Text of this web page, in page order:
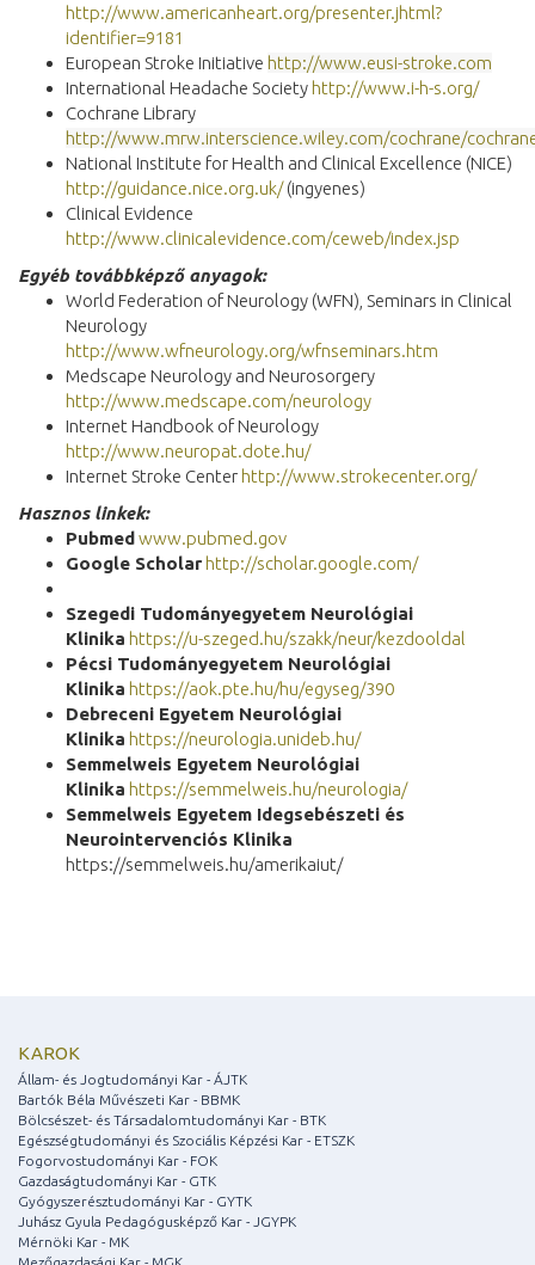
http://www.americanheart.org/presenter.jhtml?
identifier=9181
European Stroke Initiative http://www.eusi-stroke.com
International Headache Society http://www.i-h-s.org/
Cochrane Library
http://www.mrw.interscience.wiley.com/cochrane/
National Institute for Health and Clinical Excellence (NICE)
http://guidance.nice.org.uk/(ingyenes)
Clinical Evidence
http://www.clinicalevidence.com/ceweb/index.jsp
Egyéb továbbképző anyagok:
World Federation of Neurology (WFN), Seminars in Clinical
Neurology
http://www.wfneurology.org/wfnseminars.htm
Medscape Neurology and Neurosorgery
http://www.medscape.com/neurology
Internet Handbook of Neurology
http://www.neuropat.dote.hu/
Internet Stroke Center http://www.strokecenter.org/
Hasznos linkek:
Pubmedwww.pubmed.gov
Google Scholar http://scholar.google.com/
Szegedi Tudományegyetem Neurológiai
Klinika https://u-szeged.hu/szakk/neur/kezdooldal
Pécsi Tudományegyetem Neurológiai
Klinika https://aok.pte.hu/hu/egyseg/390
Debreceni Egyetem Neurológiai
Klinika https://neurologia.unideb.hu/
Semmelweis Egyetem Neurológiai
Klinika https://semmelweis.hu/neurologia/
Semmelweis Egyetem Idegsebészeti és
Neurointervenciós Klinika
https://semmelweis.hu/amerikaiut/
KAROK
Állam- és Jogtudományi Kar - ÁJTK
Bartók Béla Művészeti Kar - BBMK
Bölcsészet- és Társadalomtudományi Kar - BTK
Egészségtudományi és Szociális Képzési Kar - ETSZK
Fogorvostudományi Kar - FOK
Gazdaságtudományi Kar - GTK
Gyógyszerésztudományi Kar - GYTK
Juhász Gyula Pedagógusképző Kar - JGYPK
Mérnöki Kar - MK
Mezőgazdasági Kar - MGK